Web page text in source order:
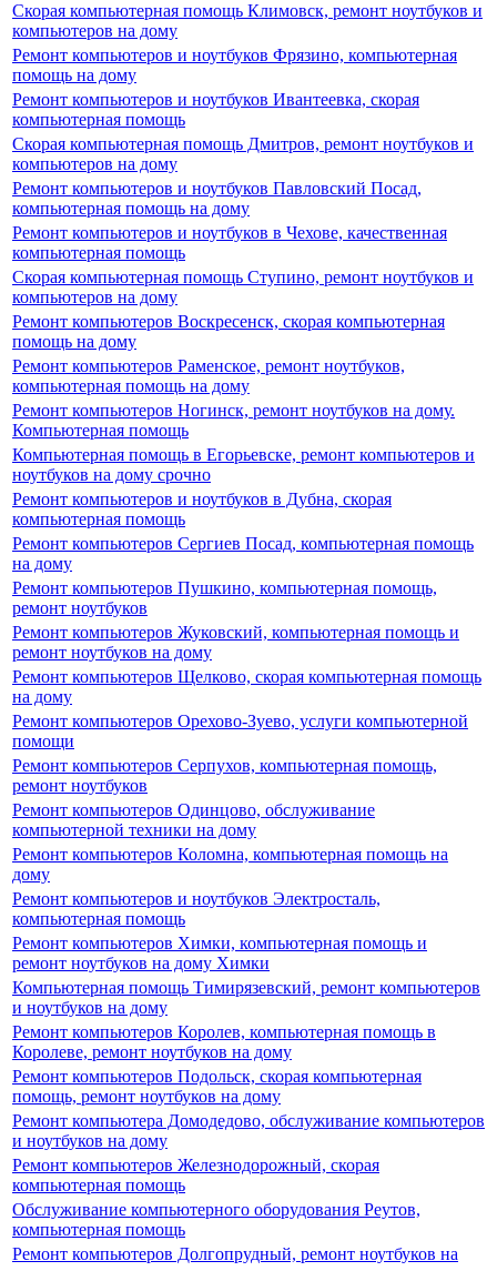
Скорая компьютерная помощь Климовск, ремонт ноутбуков и
компьютеров на дому
Ремонт компьютеров и ноутбуков Фрязино, компьютерная
помощь на дому
Ремонт компьютеров и ноутбуков Ивантеевка, скорая
компьютерная помощь
Скорая компьютерная помощь Дмитров, ремонт ноутбуков и
компьютеров на дому
Ремонт компьютеров и ноутбуков Павловский Посад,
компьютерная помощь на дому
Ремонт компьютеров и ноутбуков в Чехове, качественная
компьютерная помощь
Скорая компьютерная помощь Ступино, ремонт ноутбуков и
компьютеров на дому
Ремонт компьютеров Воскресенск, скорая компьютерная
помощь на дому
Ремонт компьютеров Раменское, ремонт ноутбуков,
компьютерная помощь на дому
Ремонт компьютеров Ногинск, ремонт ноутбуков на дому.
Компьютерная помощь
Компьютерная помощь в Егорьевске, ремонт компьютеров и
ноутбуков на дому срочно
Ремонт компьютеров и ноутбуков в Дубна, скорая
компьютерная помощь
Ремонт компьютеров Сергиев Посад, компьютерная помощь
на дому
Ремонт компьютеров Пушкино, компьютерная помощь,
ремонт ноутбуков
Ремонт компьютеров Жуковский, компьютерная помощь и
ремонт ноутбуков на дому
Ремонт компьютеров Щелково, скорая компьютерная помощь
на дому
Ремонт компьютеров Орехово-Зуево, услуги компьютерной
помощи
Ремонт компьютеров Серпухов, компьютерная помощь,
ремонт ноутбуков
Ремонт компьютеров Одинцово, обслуживание
компьютерной техники на дому
Ремонт компьютеров Коломна, компьютерная помощь на
дому
Ремонт компьютеров и ноутбуков Электросталь,
компьютерная помощь
Ремонт компьютеров Химки, компьютерная помощь и
ремонт ноутбуков на дому Химки
Компьютерная помощь Тимирязевский, ремонт компьютеров
и ноутбуков на дому
Ремонт компьютеров Королев, компьютерная помощь в
Королеве, ремонт ноутбуков на дому
Ремонт компьютеров Подольск, скорая компьютерная
помощь, ремонт ноутбуков на дому
Ремонт компьютера Домодедово, обслуживание компьютеров
и ноутбуков на дому
Ремонт компьютеров Железнодорожный, скорая
компьютерная помощь
Обслуживание компьютерного оборудования Реутов,
компьютерная помощь
Ремонт компьютеров Долгопрудный, ремонт ноутбуков на